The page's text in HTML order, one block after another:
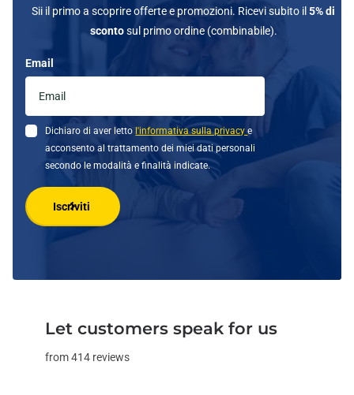
Sii il primo a scoprire offerte e promozioni. Ricevi subito il 5% di
scontosul primo ordine (combinabile).
Email
Dichiaro di aver letto l'informativa sulla privacye
acconsento al trattamento dei miei dati personali
secondo le modalità e finalità indicate.
Iscriviti
Let customers speak for us
from 414 reviews